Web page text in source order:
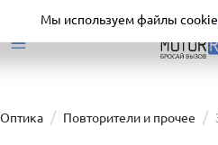
Оптика Повторители и прочее
Мы используем файлы